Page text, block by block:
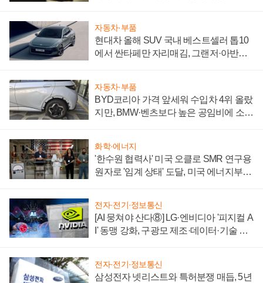
자동차·부품
현대차 올해 SUV 국내 베스트셀러 톱10
에서 싼타페만 자리매김, 그랜저·아반떼
자동차·부품
BYD코리아 가격 앞세워 수입차 4위 올랐
지만, BMW·벤츠보다 높은 공임비에 소비
화학·에너지
'한수원 협력사' 미국 오클로 SMR 연구용
원자로 '임계 상태' 도달, 미국 에너지부
전자·전기·정보통신
[AI 뭉쳐야 산다⑧] LG·엔비디아 '피지컬 A
I' 동맹 강화, 구광모 제조·데이터·기술 결
전자·전기·정보통신
삼성전자 넷리스트와 특허분쟁 매듭, 5년